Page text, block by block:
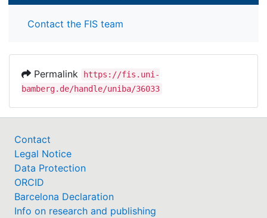
Contact the FIS team
Permalink
https://fis.uni-
bamberg.de/handle/uniba/36033
Contact
Legal Notice
Data Protection
ORCID
Barcelona Declaration
Info on research and publishing